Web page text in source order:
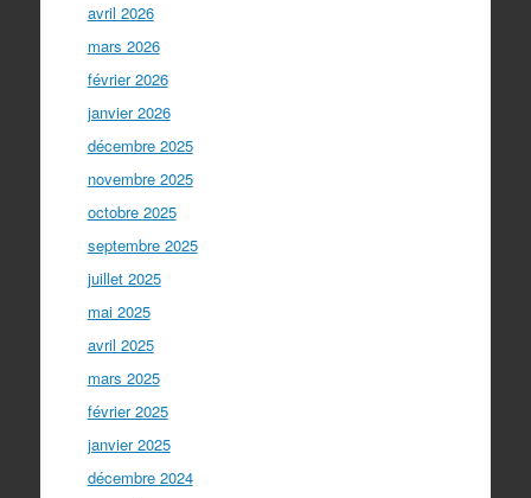
avril 2026
mars 2026
février 2026
janvier 2026
décembre 2025
novembre 2025
octobre 2025
septembre 2025
juillet 2025
mai 2025
avril 2025
mars 2025
février 2025
janvier 2025
décembre 2024